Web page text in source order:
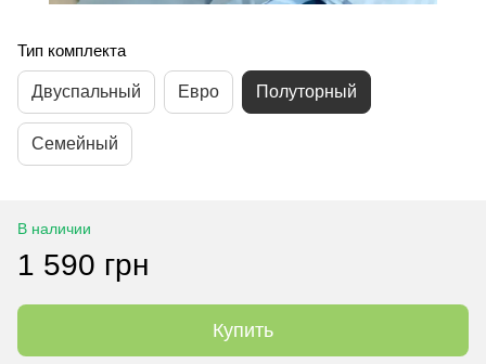
Тип комплекта
Двуспальный Евро Полуторный
Семейный
В наличии
1 590 грн
Купить